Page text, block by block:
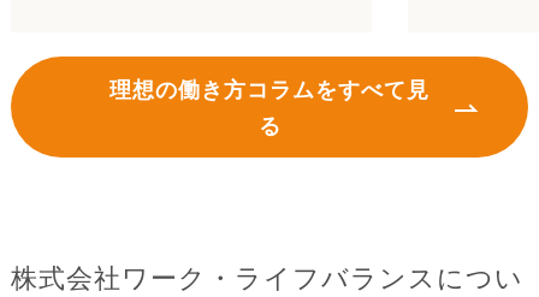
理想の働き方コラムをすべて見
る
株式会社ワーク・ライフバランスについ